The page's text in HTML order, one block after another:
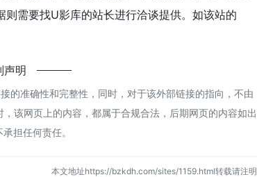
需要找U影库的站长进行洽谈提供。如该站的
声明
的准确性和完整性，同时，对于该外部链接的指向，不由
该网页上的内容，都属于合规合法，后期网页的内容如出
担任何责任。
本文地址https://bzkdh.com/sites/1159.html转载请注明